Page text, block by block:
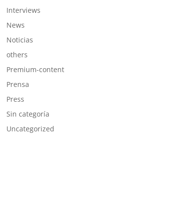
Interviews
News
Noticias
others
Premium-content
Prensa
Press
Sin categoría
Uncategorized